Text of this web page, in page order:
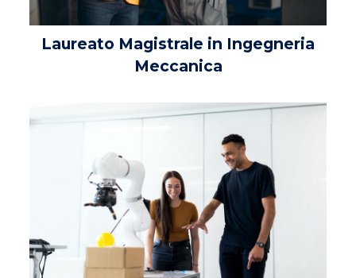
Laureato Magistrale in Ingegneria
Meccanica